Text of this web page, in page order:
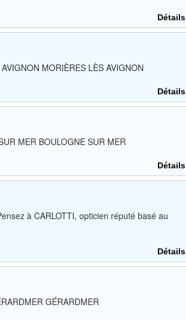
Détails
MORIÈRES LÈS AVIGNON
Détails
MER BOULOGNE SUR MER
Détails
à CARLOTTI, opticien réputé basé au
Détails
GÉRARDMER